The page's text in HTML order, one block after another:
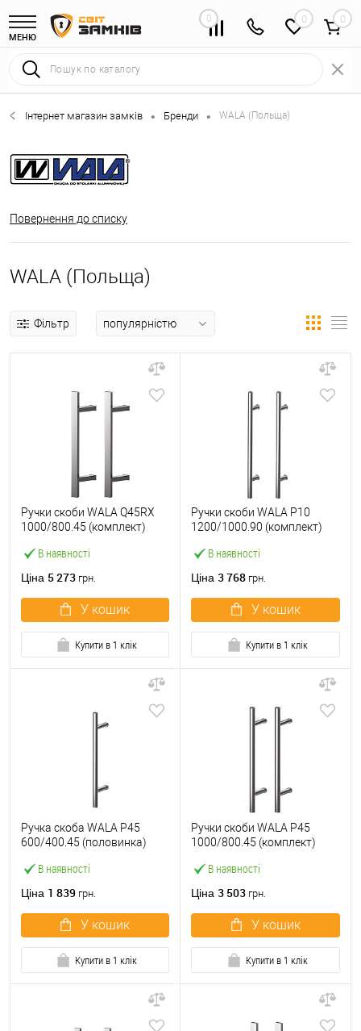
МЕНЮ
0 0
Інтернет магазин замків • Бренди • WALA (Польща)
Повернення до списку
WALA (Польща)
Фільтр
В наявності
Ручки скоби WALA Q45RX
1000/800.45 (комплект)
сталь М304
Ціна 5 273 грн.
У кошик
Купити в 1 клік
В наявності
Ручки скоби WALA P10
1200/1000.90 (комплект)
М304
Ціна 3 768 грн.
У кошик
Купити в 1 клік
В наявності
Ручка скоба WALA P45
600/400.45 (половинка)
М304
Ціна 1 839 грн.
У кошик
Купити в 1 клік
В наявності
Ручки скоби WALA P45
1000/800.45 (комплект)
М304
Ціна 3 503 грн.
У кошик
Купити в 1 клік